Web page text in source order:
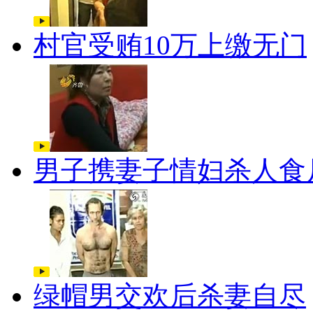
村官受贿10万上缴无门
男子携妻子情妇杀人食
绿帽男交欢后杀妻自尽